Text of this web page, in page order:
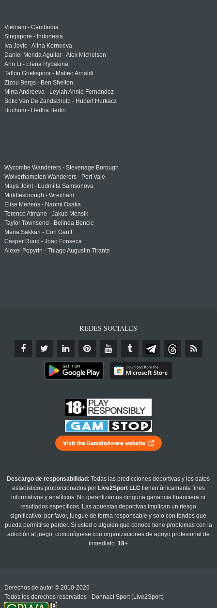
Vietnam - Cambodia
Singapore - Indonesia
Iva Jovic - Alina Korneeva
Daniel Merida Aguilar - Alex Michelsen
Ann Li - Elena Rybakina
Tallon Griekspoor - Matteo Arnaldi
Zizou Bergs - Ben Shelton
Mirra Andreeva - Leylah Annie Fernandez
Botic Van De Zandschulp - Hubert Hurkacz
Bochum - Hertha Berlin
Wycombe Wanderers - Stevenage Borough
Wolverhampton Wanderers - Port Vale
Maya Joint - Ludmilla Samsonova
Middlesbrough - Wrexham
Elise Mertens - Naomi Osaka
Terence Atmane - Jakub Mensik
Taylor Townsend - Belinda Bencic
Maria Sakkari - Cori Gauff
Casper Ruud - Joao Fonseca
Alexei Popyrin - Thiago Augustin Tirante
REDES SOCIALES
Descargo de responsabilidad : Todas las predicciones deportivas y los datos
estadísticos proporcionados por Live2Sport LLC tienen únicamente fines
informativos y analíticos. No garantizamos ninguna ganancia financiera ni
resultados específicos. Las apuestas deportivas implican un riesgo
significativo; por favor, juegue de forma responsable y solo con fondos que
pueda permitirse perder. Si usted o alguien que conoce tiene problemas con la
adicción al juego, comuníquese con organizaciones de apoyo profesional de
inmediato.18+
Derechos de autor © 2010-2026
Todos los derechos reservados - Donnael Sport (Live2Sport)